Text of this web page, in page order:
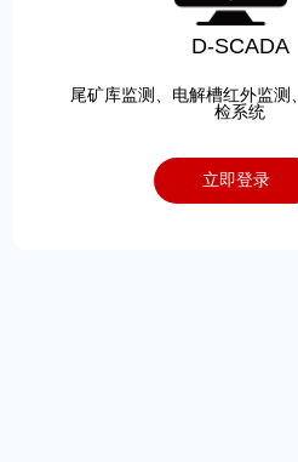
D-SCADA
尾矿库监测、电解槽红外监测
检系统
立即登录